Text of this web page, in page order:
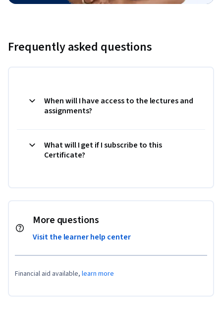
Frequently asked questions
When will I have access to the lectures and
assignments?
What will I get if I subscribe to this
Certificate?
More questions
Visit the learner help center
Financial aid available, learn more